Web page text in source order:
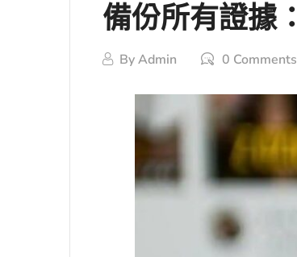
備份所有證據
ByAdmin 0 Comments